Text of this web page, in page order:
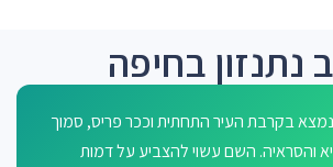
נתנזון בחיפה
נמצא בקרבת העיר התחתית וככר פריס, סמוך
והסראיה. השם עשוי להצביע על דמות